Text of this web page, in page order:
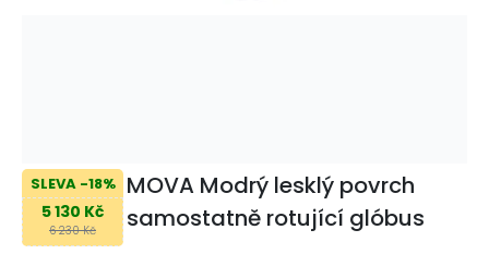
SLEVA -18%
5 130 Kč
6 230 Kč
MOVA Modrý lesklý povrch
samostatně rotující glóbus